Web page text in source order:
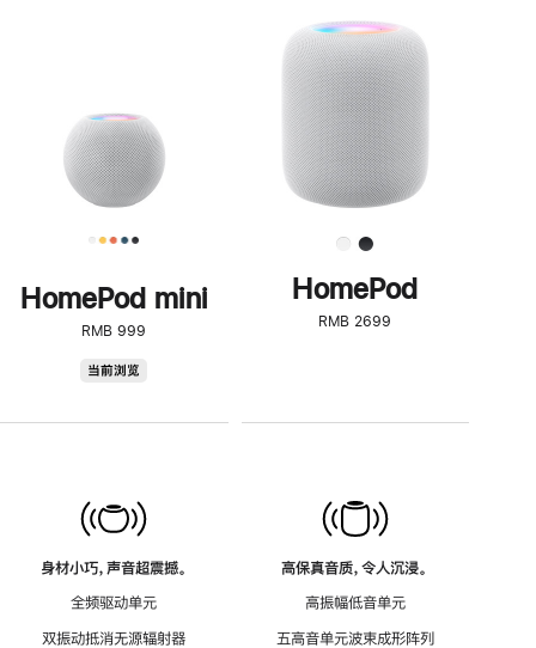
HomePod mini
RMB 999
当前浏览
身材小巧，声音超震撼。
全频驱动单元
双振动抵消无源辐射器
步
了
解
HomePod<
HomePod
RMB 2699
高保真音质，令人沉浸。
高振幅低音单元
五高音单元波束成形阵列